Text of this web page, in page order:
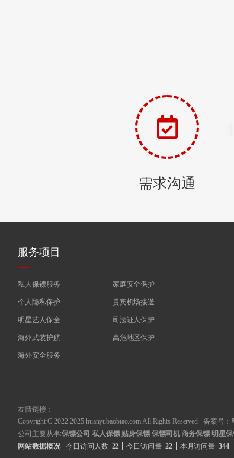
需求沟通
服务项目
私人保镖服务 家庭安全保护
个人隐私保护 贵宾机场接送
明星艺人保全 司法证人保护
海外武装护航 高危地区保护
海外安全服务
友情链接：
Copyright C 2022-2025 huanyubaobiao.com All Rights Reserved 备案号：
公司主要从事:保镖公司 私人保镖 贴身保镖 保镖司机 商务保镖 明星保
网站数据概况 -今日访问人数 22 今日访问量 22 本月访问量 344